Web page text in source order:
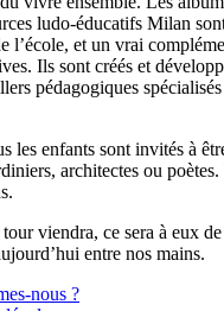
ludo-éducatifs Milan
l’école, et un vrai
Ils sont créés et
pédagogiques
les enfants sont invités à
architectes ou
viendra, ce sera à eux
entre nos mains.
nous ?